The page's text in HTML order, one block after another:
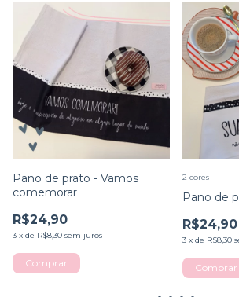
Pano de prato - Vamos
comemorar
R$24,90
3 x de R$8,30 sem juros
Pano de
R$24,90
3 x de R$8,30
2 cores
Comprar